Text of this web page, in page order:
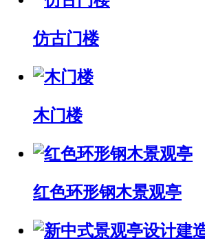
仿古门楼
木门楼
红色环形钢木景观亭